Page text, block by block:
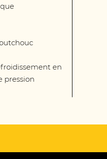
en
pression